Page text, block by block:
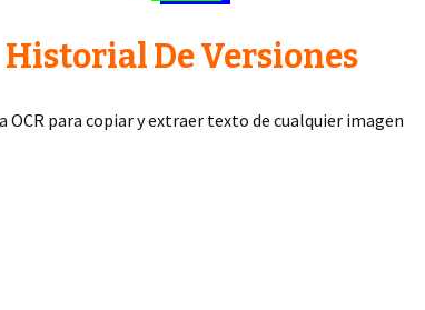
Historial De Versiones
OCR para copiar y extraer texto de cualquier imagen